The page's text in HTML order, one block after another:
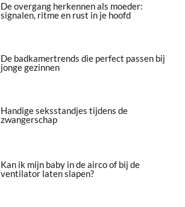
De overgang herkennen als moeder:
signalen, ritme en rust in je hoofd
De badkamertrends die perfect passen bij
jonge gezinnen
Handige seksstandjes tijdens de
zwangerschap
Kan ik mijn baby in de airco of bij de
ventilator laten slapen?